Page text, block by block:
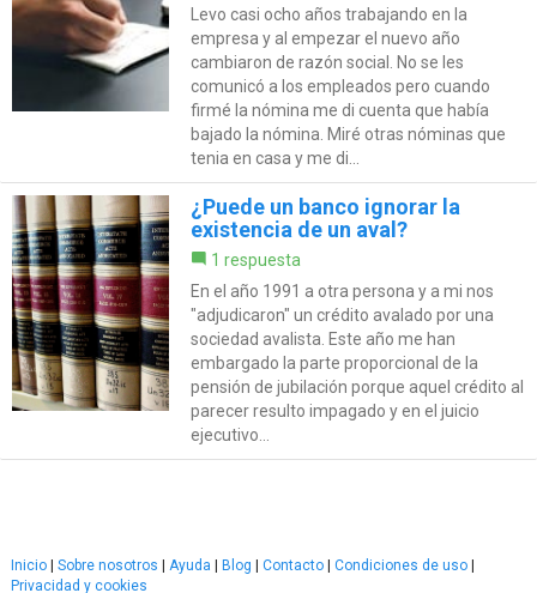
Levo casi ocho años trabajando en la
empresa y al empezar el nuevo año
cambiaron de razón social. No se les
comunicó a los empleados pero cuando
firmé la nómina me di cuenta que había
bajado la nómina. Miré otras nóminas que
tenia en casa y me di...
¿Puede un banco ignorar la
existencia de un aval?
1 respuesta
En el año 1991 a otra persona y a mi nos
"adjudicaron" un crédito avalado por una
sociedad avalista. Este año me han
embargado la parte proporcional de la
pensión de jubilación porque aquel crédito al
parecer resulto impagado y en el juicio
ejecutivo...
Inicio | Sobre nosotros | Ayuda | Blog | Contacto | Condiciones de uso |
Privacidad y cookies